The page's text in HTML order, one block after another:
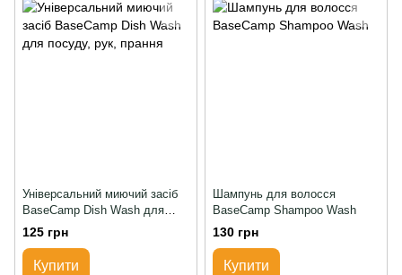
Універсальний миючий засіб
BaseCamp Dish Wash для
посуду, рук, прання
125 грн
Купити
Шампунь для волосся
BaseCamp Shampoo Wash
130 грн
Купити